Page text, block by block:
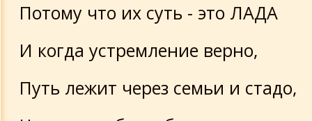
Потому что их суть - это ЛАДА
И когда устремление верно,
Путь лежит через семьи и стадо,